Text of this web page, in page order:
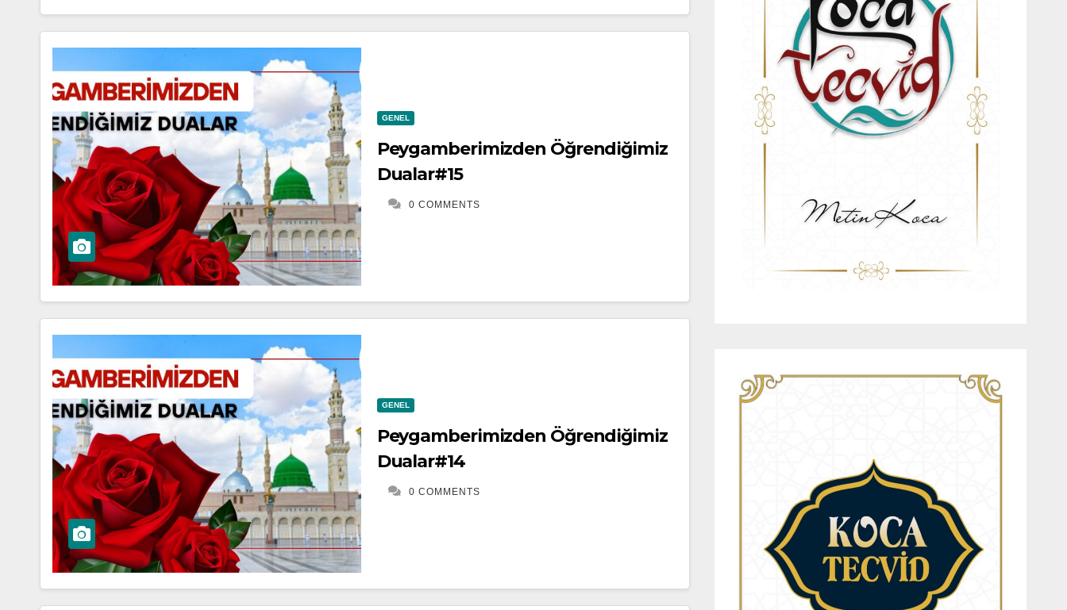
GENEL
Peygamberimizden Öğrendiğimiz
Dualar#15
0 COMMENTS
GENEL
Peygamberimizden Öğrendiğimiz
Dualar#14
0 COMMENTS